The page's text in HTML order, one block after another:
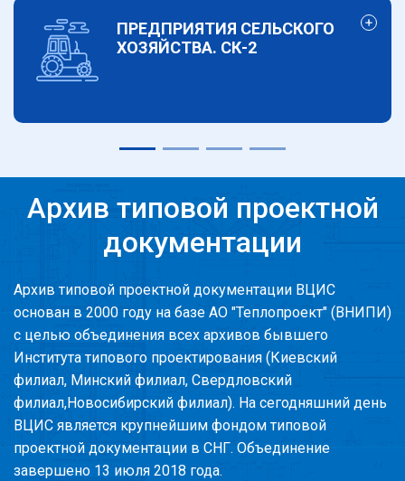
ПРЕДПРИЯТИЯ СЕЛЬСКОГО
ХОЗЯЙСТВА. СК-2
Архив типовой проектной
документации
Архив типовой проектной документации ВЦИС
основан в 2000 году на базе АО "Теплопроект" (ВНИПИ)
с целью объединения всех архивов бывшего
Института типового проектирования (Киевский
филиал, Минский филиал, Свердловский
филиал,Новосибирский филиал). На сегодняшний день
ВЦИС является крупнейшим фондом типовой
проектной документации в СНГ. Объединение
завершено 13 июля 2018 года.